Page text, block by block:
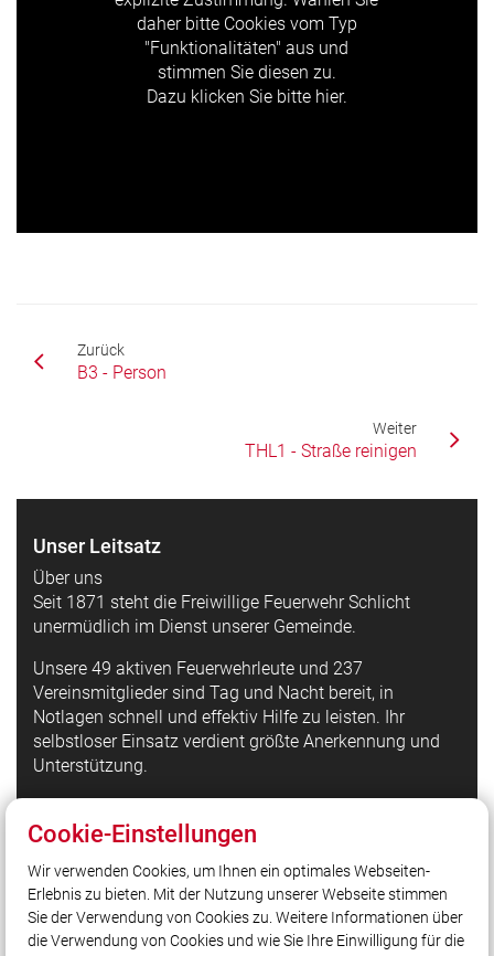
daher bitte Cookies vom Typ
"Funktionalitäten" aus und
stimmen Sie diesen zu.
Dazu klicken Sie bitte hier.
Zurück
B3 - Person
Weiter
THL1 - Straße reinigen
Unser Leitsatz
Über uns
Seit 1871 steht die Freiwillige Feuerwehr Schlicht
unermüdlich im Dienst unserer Gemeinde.
Unsere 49 aktiven Feuerwehrleute und 237
Vereinsmitglieder sind Tag und Nacht bereit, in
Notlagen schnell und effektiv Hilfe zu leisten. Ihr
selbstloser Einsatz verdient größte Anerkennung und
Unterstützung.
Quicklinks
LFV Bayern
Quicklink intern
@Feuerwehr_Schlicht_Instagram
Cookie-Einstellungen
Wir verwenden Cookies, um Ihnen ein optimales Webseiten-
Erlebnis zu bieten. Mit der Nutzung unserer Webseite stimmen
Sie der Verwendung von Cookies zu. Weitere Informationen über
die Verwendung von Cookies und wie Sie Ihre Einwilligung für die